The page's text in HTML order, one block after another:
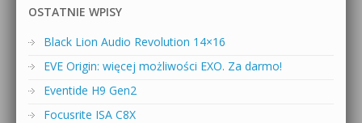
OSTATNIE WPISY
Black Lion Audio Revolution 14×16
EVE Origin: więcej możliwości EXO. Za darmo!
Eventide H9 Gen2
Focusrite ISA C8X